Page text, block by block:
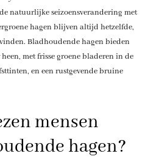
natuurlijke seizoensverandering met
hagen blijven altijd hetzelfde,
Bladhoudende hagen bieden
met frisse groene bladeren in de
en een rustgevende bruine
mensen
hagen?